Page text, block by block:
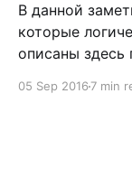
В данной
которые
описаны здесь
05 Sep 2016 7 min